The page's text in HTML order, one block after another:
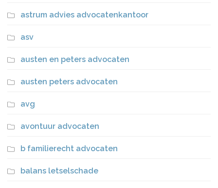
astrum advies advocatenkantoor
asv
austen en peters advocaten
austen peters advocaten
avg
avontuur advocaten
b familierecht advocaten
balans letselschade